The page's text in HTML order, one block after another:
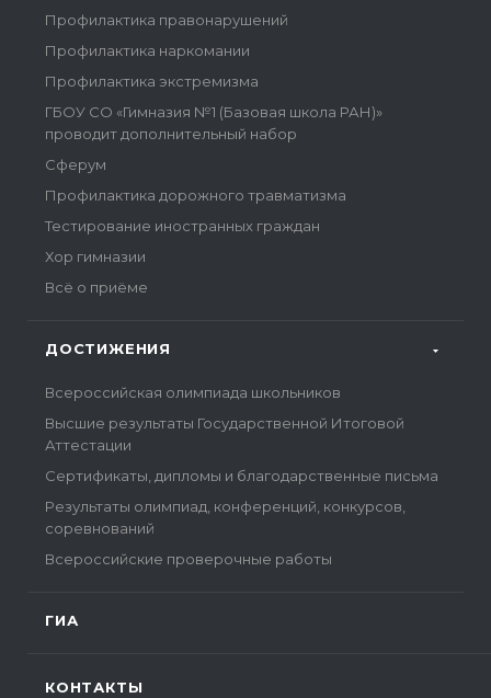
Профилактика правонарушений
Профилактика наркомании
Профилактика экстремизма
ГБОУ СО «Гимназия №1 (Базовая школа РАН)»
проводит дополнительный набор
Сферум
Профилактика дорожного травматизма
Тестирование иностранных граждан
Хор гимназии
Всё о приёме
ДОСТИЖЕНИЯ
Всероссийская олимпиада школьников
Высшие результаты Государственной Итоговой
Аттестации
Сертификаты, дипломы и благодарственные письма
Результаты олимпиад, конференций, конкурсов,
соревнований
Всероссийские проверочные работы
ГИА
КОНТАКТЫ